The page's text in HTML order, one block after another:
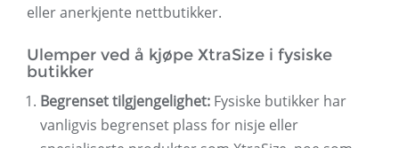
eller anerkjente nettbutikker.
Ulemper ved å kjøpe XtraSize i fysiske
butikker
Begrenset tilgjengelighet: Fysiske butikker har
vanligvis begrenset plass for nisje eller